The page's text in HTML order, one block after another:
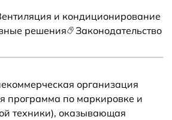
и кондиционирование
решения
Законодательство
организация
программа по маркировке и
техники), оказывающая